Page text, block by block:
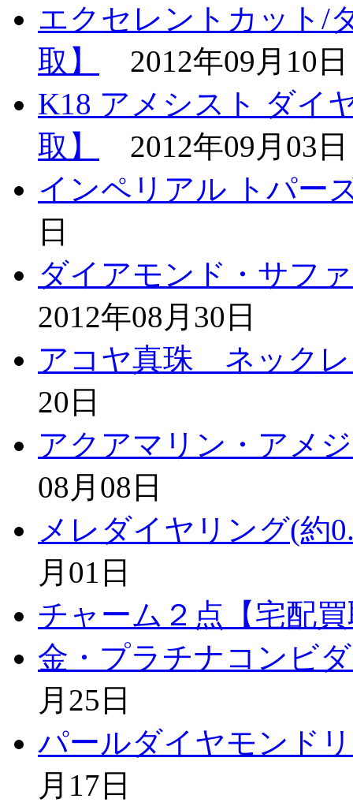
エクセレントカット/
取】
2012年09月10日
K18 アメシスト ダイ
取】
2012年09月03日
インペリアル トパー
日
ダイアモンド・サフ
2012年08月30日
アコヤ真珠 ネックレ
20日
アクアマリン・アメ
08月08日
メレダイヤリング(約
月01日
チャーム２点【宅配
金・プラチナコンビ
月25日
パールダイヤモンド
月17日